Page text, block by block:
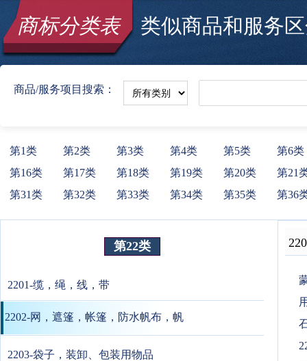
商标分类表类似商品和服务区
商品/服务项目搜索：
第1类 第2类 第3类 第4类 第5类
第6类
第16类
第17类 第18类 第19类 第20类
第21
第31类
第32类 第33类 第34类 第35类 第36
第22类
2201-缆，绳，线，带
2202-网，遮篷，帐篷，防水帆布，帆
2203-袋子，装卸、包装用物品